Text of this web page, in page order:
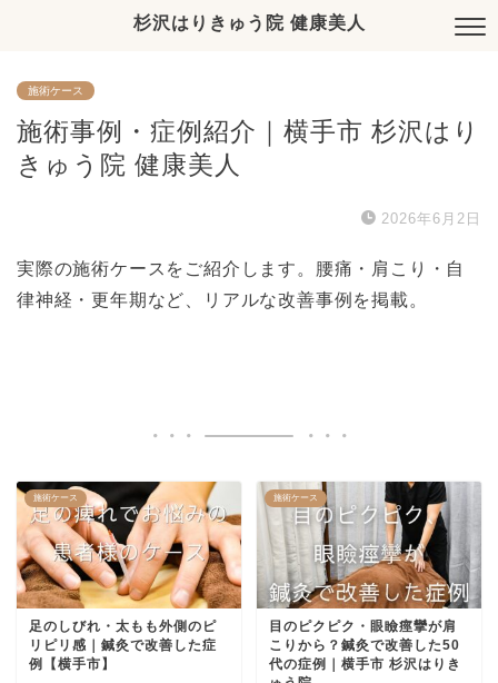
杉沢はりきゅう院 健康美人
施術ケース
施術事例・症例紹介｜横手市 杉沢はり
きゅう院 健康美人
2026年6月2日
実際の施術ケースをご紹介します。腰痛・肩こり・自
律神経・更年期など、リアルな改善事例を掲載。
施術ケース
足のしびれ・太もも外側のピ
リピリ感｜鍼灸で改善した症
例【横手市】
施術ケース
目のピクピク・眼瞼痙攣が肩
こりから？鍼灸で改善した50
代の症例｜横手市 杉沢はりき